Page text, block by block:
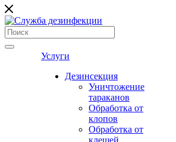
Услуги
Дезинсекция
Уничтожение
тараканов
Обработка от
клопов
Обработка от
клещей